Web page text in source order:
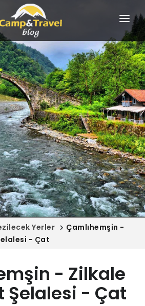
Yerler
Çamlıhemşin -
- Çat
- Zilkale
Şelalesi - Çat